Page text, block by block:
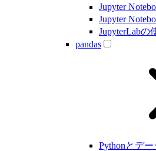
Jupyter
Jupyter
JupyterLabの
pandas
Pythonとデ